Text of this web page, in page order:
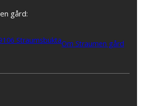
gård:
StraumsbuktaOm Straumen gård